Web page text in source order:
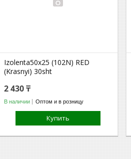
Izolenta50х25 (102N) RED
(Krasnyi) 30sht
2 430 ₸
В наличии Оптом и в розницу
Купить